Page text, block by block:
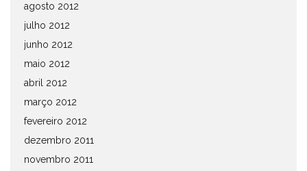
agosto 2012
julho 2012
junho 2012
maio 2012
abril 2012
março 2012
fevereiro 2012
dezembro 2011
novembro 2011